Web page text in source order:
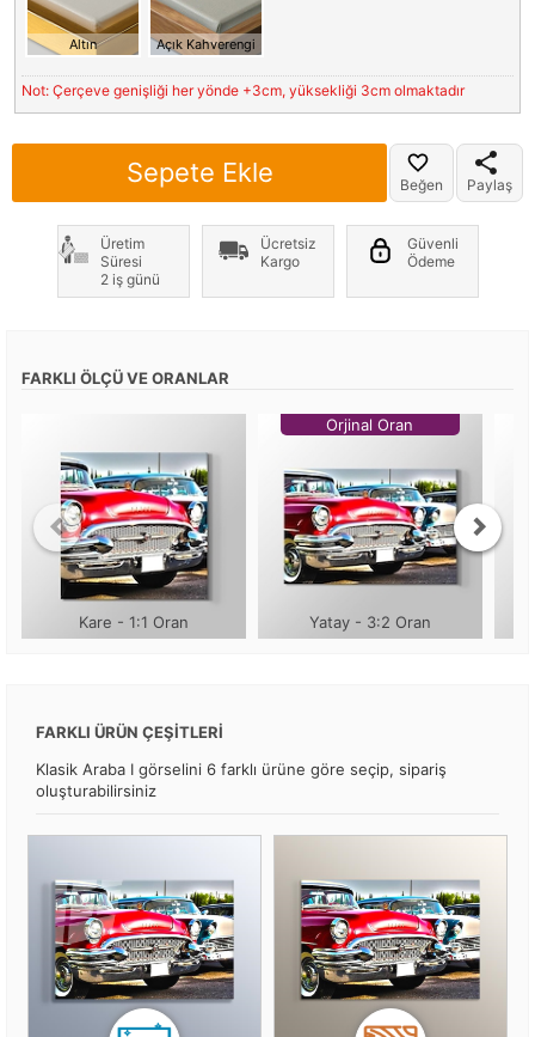
Altın Açık Kahverengi
Not: Çerçeve genişliği her yönde +3cm, yüksekliği 3cm olmaktadır
Sepete Ekle Beğen Paylaş
Üretim
Süresi
2 iş günü
Ücretsiz
Kargo
Güvenli
Ödeme
FARKLI ÖLÇÜ VE ORANLAR
Kare - 1:1 Oran
Orjinal Oran
Yatay - 3:2 Oran
FARKLI ÜRÜN ÇEŞİTLERİ
Klasik Araba I görselini 6 farklı ürüne göre seçip, sipariş
oluşturabilirsiniz